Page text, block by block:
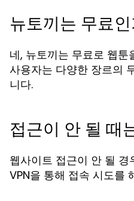
뉴토끼는 무료
네, 뉴토끼는 무료로 웹
사용자는 다양한 장르의
니다.
접근이 안 될 때
웹사이트 접근이 안 될 경
VPN을 통해 접속 시도를